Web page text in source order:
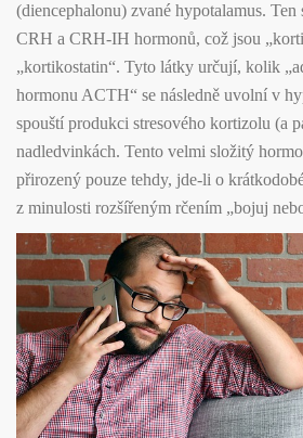
(diencephalonu) zvané hypotalamus.
CRH a CRH-IH hormonů, což jsou
„kortikostatin“. Tyto látky určují, kolik
hormonu ACTH“ se následně uvolní v
spouští produkci stresového kortizolu (a
nadledvinkách. Tento velmi složitý
přirozený pouze tehdy, jde-li o
z minulosti rozšířeným rčením „bojuj